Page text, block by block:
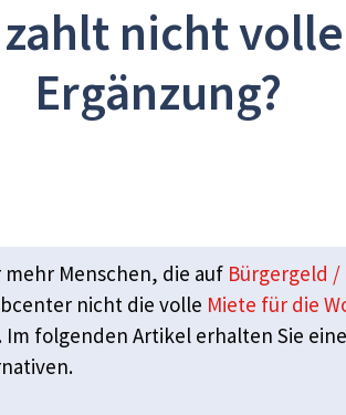
nicht
Ergänzung?
Menschen, die auf Bürgergeld
nicht die volle Miete für die
Im folgenden Artikel erhalten Sie